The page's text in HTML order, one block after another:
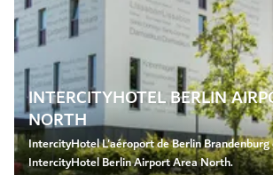
INTERCITYHOTEL BERLIN
NORTH
IntercityHotel L'aéroport de Berlin
IntercityHotel Berlin Airport Area North.